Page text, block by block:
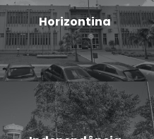
Horizontina